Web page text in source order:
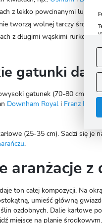
z lekko powcinanymi lub
tworzą wolnej tarczy
z długimi wąskimi
gatunki
gatunek (70-80 cm). Ich
Downham Royali Franz Kafka
(25-35 cm). Sadzi się
.
aranżacje z
ton całej kompozycji. Na
umieść główną
ozdobnych. Dalie karłowe
miejsce na planie środkowym.